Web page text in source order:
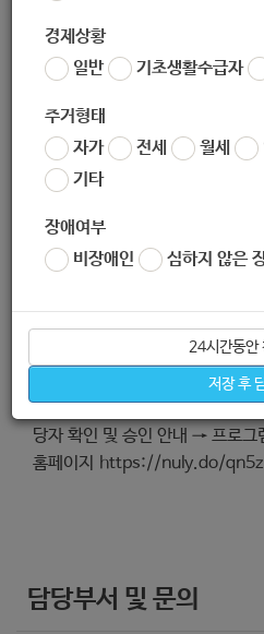
경제상황
일반
기초생활수급자
주거형태
자가
전세 월세
기타
장애여부
비장애인
심하지 않은
24시간동안
저장 후
지원내용
1. 지원내용: 경계선 지능인 자녀
1. 신청방법: 노원구가족센터 홈
당자 확인 및 승인 안내 → 프로그
홈페이지 https://nuly.do/qn5z
담당부서 및 문의